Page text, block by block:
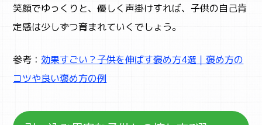
笑顔でゆっくりと、優しく声掛けすれば、子供の自己肯
定感は少しずつ育まれていくでしょう。
参考： 効果すごい？子供を伸ばす褒め方4選｜褒め方の
コツや良い褒め方の例